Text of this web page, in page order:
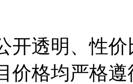
透明、性价
价格均严格